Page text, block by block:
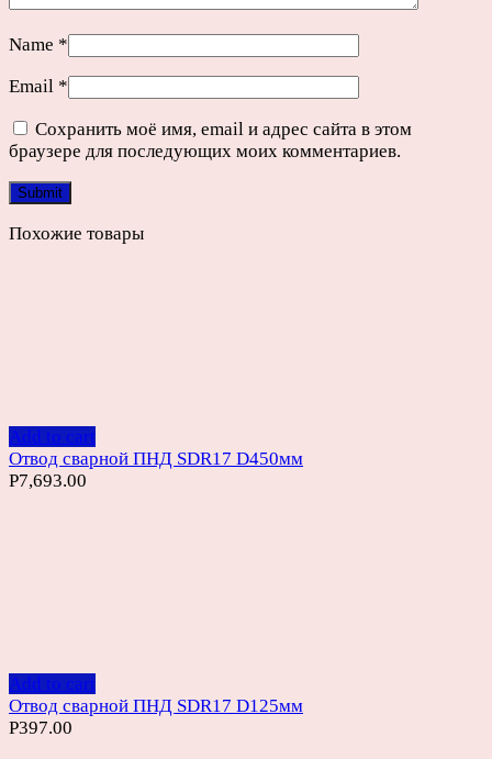
Name *
Email *
Сохранить моё имя, email и адрес сайта в этом
браузере для последующих моих комментариев.
Похожие товары
Add to cart
Отвод сварной ПНД SDR17 D450мм
Р7,693.00
Add to cart
Отвод сварной ПНД SDR17 D125мм
Р397.00